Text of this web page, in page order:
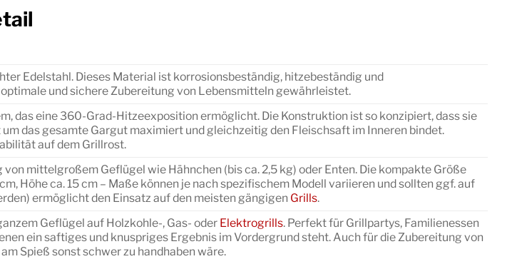
Edelstahl. Dieses Material ist korrosionsbeständig, hitzebeständig und
und sichere Zubereitung von Lebensmitteln gewährleistet.
das eine 360-Grad-Hitzeexposition ermöglicht. Die Konstruktion ist so konzipiert, dass sie
das gesamte Gargut maximiert und gleichzeitig den Fleischsaft im Inneren bindet.
auf dem Grillrost.
mittelgroßem Geflügel wie Hähnchen (bis ca. 2,5 kg) oder Enten. Die kompakte Größe
Höhe ca. 15 cm – Maße können je nach spezifischem Modell variieren und sollten ggf. auf
ermöglicht den Einsatz auf den meisten gängigen Grills.
Geflügel auf Holzkohle-, Gas- oder Elektrogrills. Perfekt für Grillpartys, Familienessen
ein saftiges und knuspriges Ergebnis im Vordergrund steht. Auch für die Zubereitung von
Spieß sonst schwer zu handhaben wäre.